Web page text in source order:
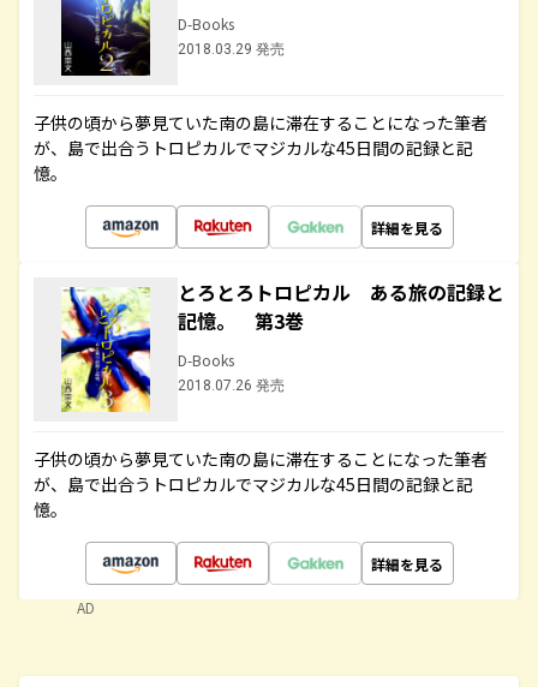
D-Books
2018.03.29 発売
子供の頃から夢見ていた南の島に滞在することになった筆者
が、島で出合うトロピカルでマジカルな45日間の記録と記
憶。
詳細を見る
とろとろトロピカル ある旅の記録と
記憶。 第3巻
D-Books
2018.07.26 発売
子供の頃から夢見ていた南の島に滞在することになった筆者
が、島で出合うトロピカルでマジカルな45日間の記録と記
憶。
詳細を見る
AD